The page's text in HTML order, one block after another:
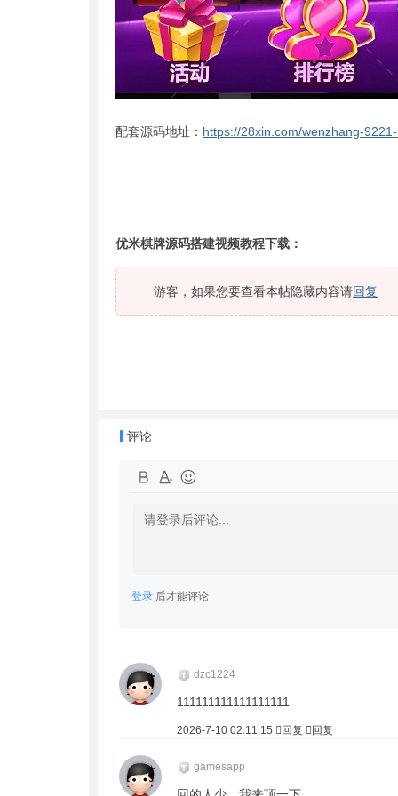
配套源码地址： https://28xin.com/wenzhang-
优米棋牌源码搭建视频教程下载：
游客，如果您要查看本帖隐藏内容请回复
评论
登录 后才能评论
dzc1224
111111111111111111
2026-7-10 02:11:15 回复 回复
gamesapp